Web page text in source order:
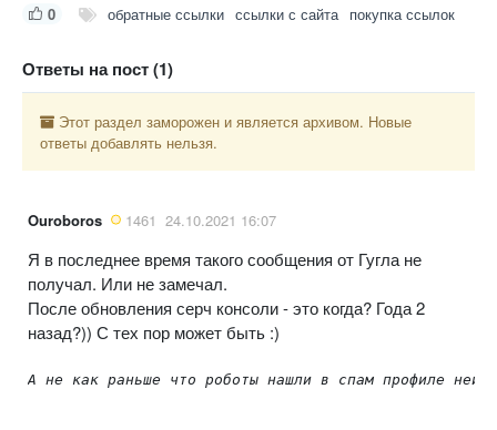
0 обратные ссылки ссылки с сайта покупка ссылок
Ответы на пост (1)
Этот раздел заморожен и является архивом. Новые
ответы добавлять нельзя.
Ouroboros 1461 24.10.2021 16:07
Я в последнее время такого сообщения от Гугла не
получал. Или не замечал.
После обновления серч консоли - это когда? Года 2
назад?)) С тех пор может быть :)
А не как раньше что роботы нашли в спам профиле